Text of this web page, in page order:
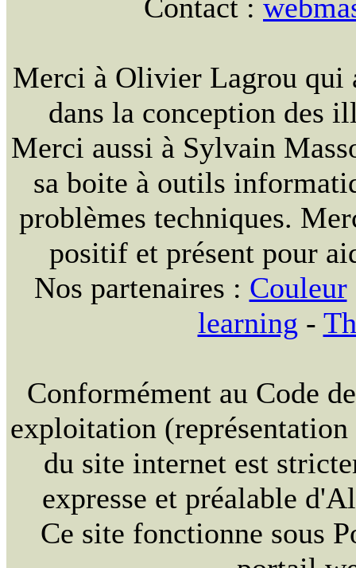
Contact :
Merci à Olivier Lagrou qui
dans la conception des
Merci aussi à Sylvain
sa boite à outils
problèmes techniques.
positif et présent pour
Nos partenaires : Couleur
learning -
Conformément au Code
exploitation
du site internet est
expresse et préalable
Ce site fonctionne sous